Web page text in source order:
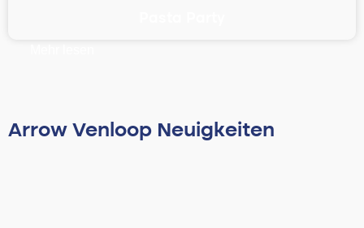
Arrow Venloop Neuigkeiten